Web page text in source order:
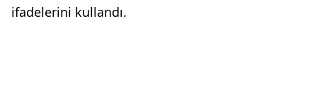
ifadelerini kullandı.